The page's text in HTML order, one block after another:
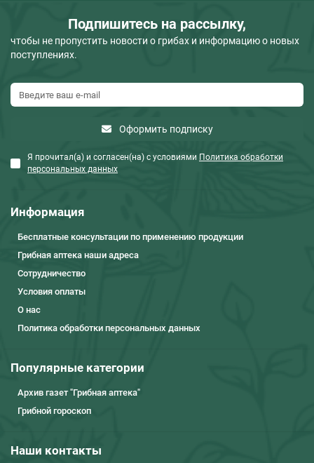
Подпишитесь на рассылку,
чтобы не пропустить новости о грибах и информацию о новых
поступлениях.
Оформить подписку
Я прочитал(а) и согласен(на) с условиями Политика обработки
персональных данных
Информация
Бесплатные консультации по применению продукции
Грибная аптека наши адреса
Сотрудничество
Условия оплаты
О нас
Политика обработки персональных данных
Популярные категории
Архив газет "Грибная аптека"
Грибной гороскоп
Наши контакты